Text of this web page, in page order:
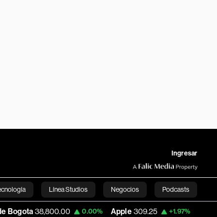
Ingresar
Línea Studios Negocios Podcasts
English
38,800.00 0.00% Apple 309.25 +1.97% USD COP